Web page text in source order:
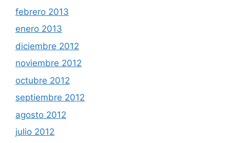
febrero 2013
enero 2013
diciembre 2012
noviembre 2012
octubre 2012
septiembre 2012
agosto 2012
julio 2012